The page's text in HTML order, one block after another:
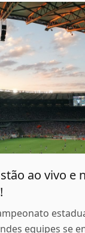
ao vivo e
equipes se